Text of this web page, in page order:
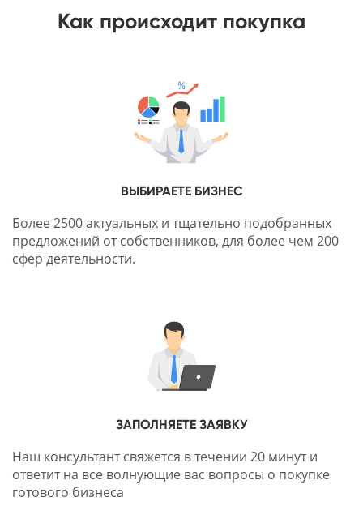
Как происходит покупка
ВЫБИРАЕТЕ БИЗНЕС
Более 2500 актуальных и тщательно подобранных
предложений от собственников, для более чем 200
сфер деятельности.
ЗАПОЛНЯЕТЕ ЗАЯВКУ
Наш консультант свяжется в течении 20 минут и
ответит на все волнующие вас вопросы о покупке
готового бизнеса